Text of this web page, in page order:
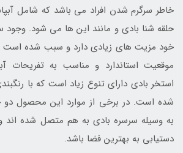
خاطر سرگرم شدن افراد می باشد که شامل
حلقه شنا بادی و مانند این ها می شود. وجود
خود مزیت های زیادی دارد و سبب شده است که
موقعیت استاندارد و مناسب به تفریحات
استخر بادی دارای تنوع زیاد است که با
شده است. در برخی از موارد این محصول
به وسیله سرسره بادی به هم متصل شده اند
دستیابی به بهترین فضا باشد.